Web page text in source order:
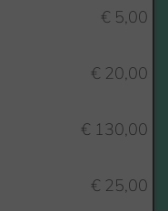
€ 5,00
€ 20,00
€ 130,00
€ 25,00